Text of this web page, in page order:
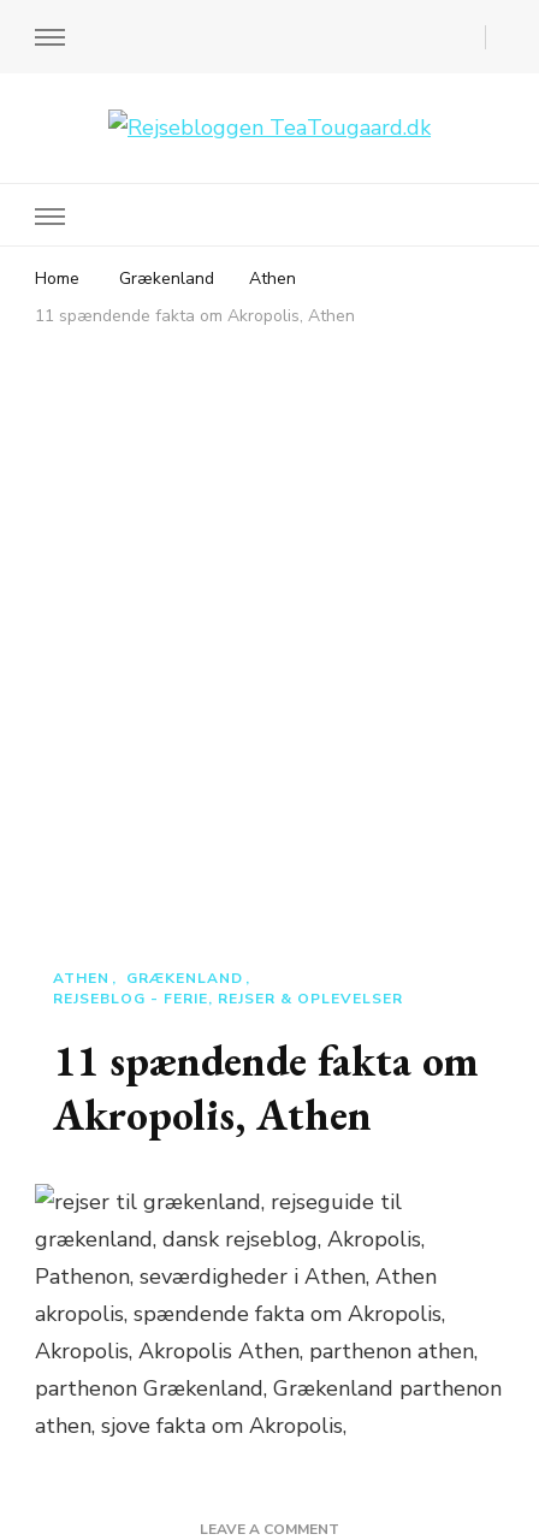
Home Grækenland
Athen
11 spændende fakta om Akropolis, Athen
ATHEN
GRÆKENLAND
REJSEBLOG - FERIE, REJSER & OPLEVELSER
11 spændende fakta om
Akropolis, Athen
LEAVE A COMMENT